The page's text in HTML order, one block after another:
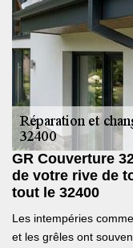
GR Couverture
de votre rive de
tout le 32400
Les intempéries
et les grêles ont